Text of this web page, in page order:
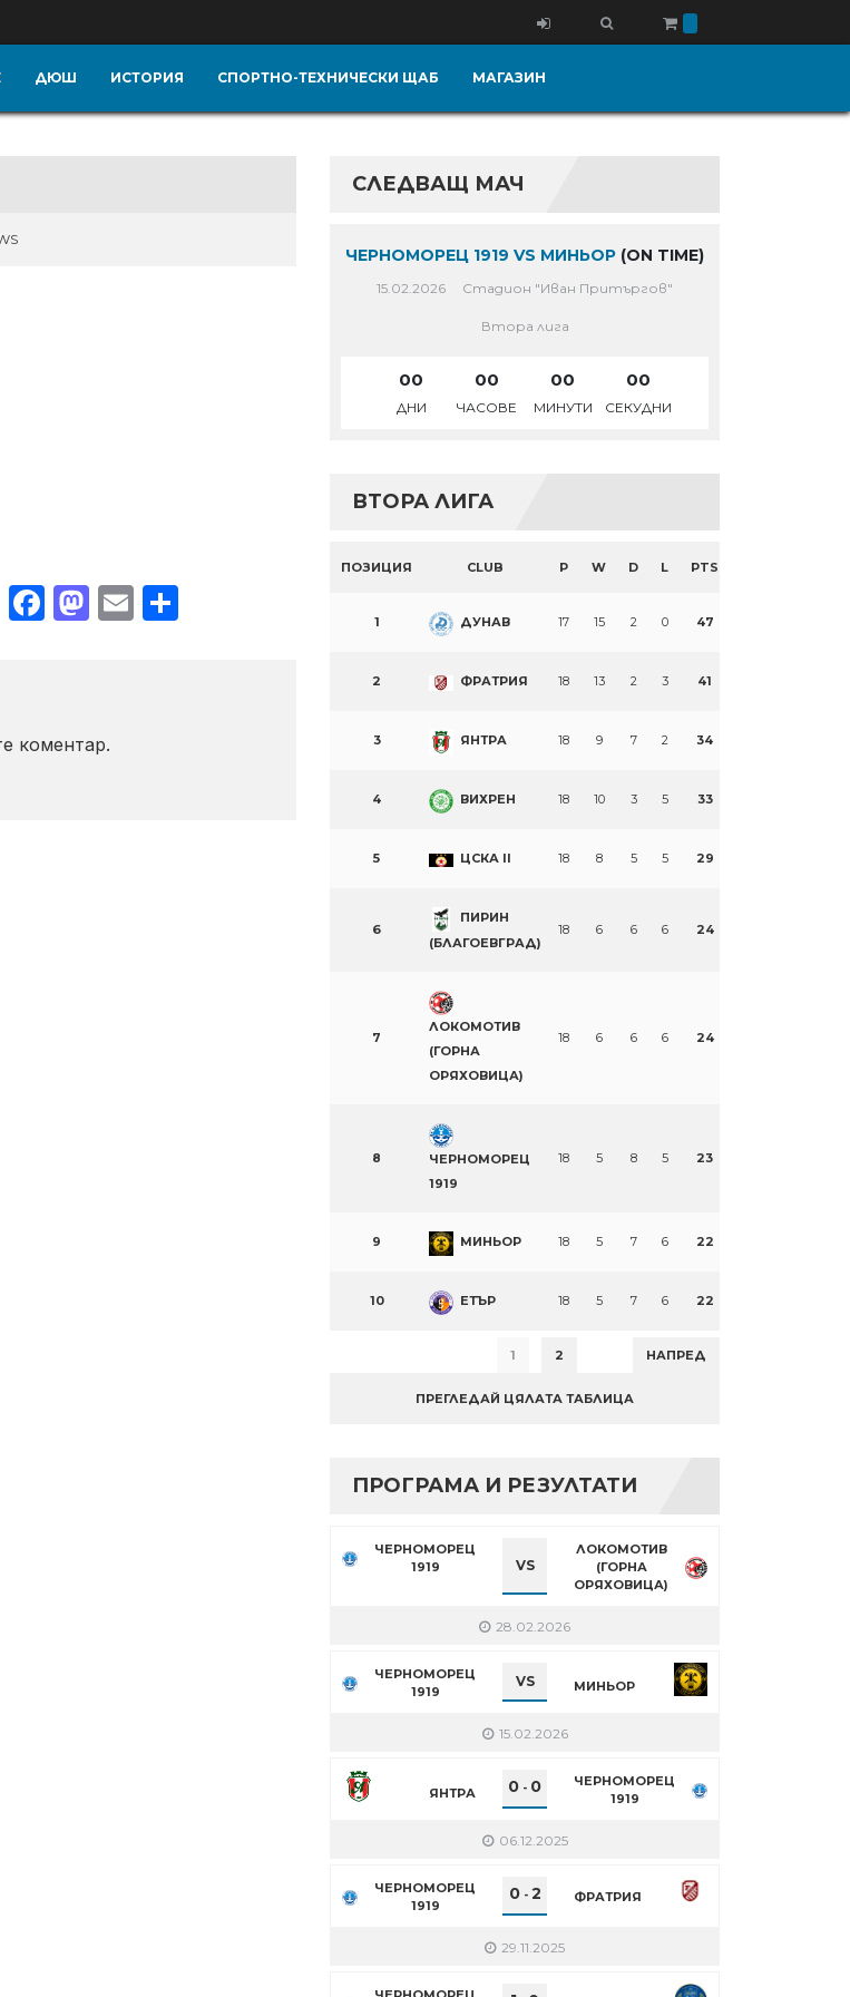
ДЮШ ИСТОРИЯ СПОРТНО-ТЕХНИЧЕСКИ ЩАБ МАГАЗИН
Facebook
Mastodon
EmailShare
коментар.
СЛЕДВАЩ МАЧ
ЧЕРНОМОРЕЦ 1919 VS МИНЬОР (ON TIME)
15.02.2026 Стадион "Иван Притъргов"
Втора лига
00
ДНИ
00
ЧАСОВЕ
00
МИНУТИ
00
СЕКУДНИ
ВТОРА ЛИГА
ПОЗИЦИЯ CLUB P W D L PTS
1 ДУНАВ 17 15 2 0 47
2 ФРАТРИЯ 18 13 2 3 41
3 ЯНТРА 18 9 7 2 34
4 ВИХРЕН 18 10 3 5 33
5 ЦСКА II 18 8 5 5 29
6
ПИРИН
(БЛАГОЕВГРАД)
18 6 6 6 24
7
ЛОКОМОТИВ
(ГОРНА
ОРЯХОВИЦА)
18 6 6 6 24
8
ЧЕРНОМОРЕЦ
1919
18 5 8 5 23
9 МИНЬОР 18 5 7 6 22
10 ЕТЪР 18 5 7 6 22
1 2 НАПРЕД
ПРЕГЛЕДАЙ ЦЯЛАТА ТАБЛИЦА
ПРОГРАМА И РЕЗУЛТАТИ
ЧЕРНОМОРЕЦ
1919
VS
ЛОКОМОТИВ
(ГОРНА
ОРЯХОВИЦА)
28.02.2026
ЧЕРНОМОРЕЦ
1919
VS МИНЬОР
15.02.2026
ЯНТРА 0 - 0
ЧЕРНОМОРЕЦ
1919
06.12.2025
ЧЕРНОМОРЕЦ
1919
0- 2 ФРАТРИЯ
29.11.2025